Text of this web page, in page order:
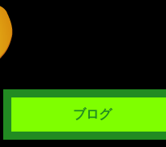
ブログ